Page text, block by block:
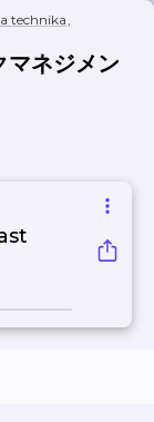
technika,
ネジメン